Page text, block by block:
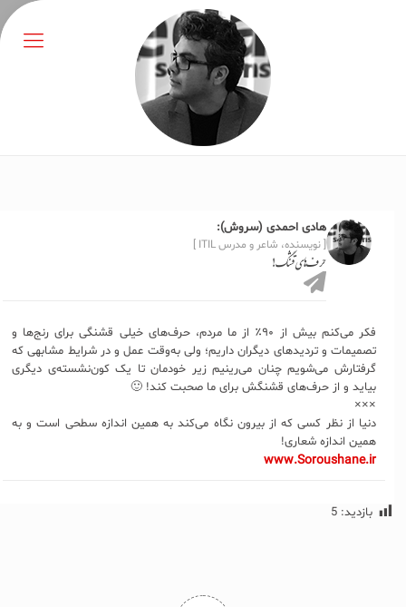
هادی احمدی (سروش):
[ نویسنده، شاعر و مدرس ITIL ]
حرف‌های قشنگ!
فکر می‌کنم بیش از ۹۰٪ از ما مردم، حرف‌های خیلی قشنگی برای رنج‌ها و
تصمیمات و تردیدهای دیگران داریم؛ ولی به‌وقت عمل و در شرایط مشابهی که
گرفتارش می‌شویم چنان می‌رینیم زیر خودمان تا یک کون‌نشسته‌ی دیگری
بیاید و از حرف‌های قشنگش برای ما صحبت کند! 🙂
×××
دنیا از نظر کسی که از بیرون نگاه می‌کند به همین اندازه سطحی است و به
همین اندازه شعاری!
www.Soroushane.ir
بازدید: 5